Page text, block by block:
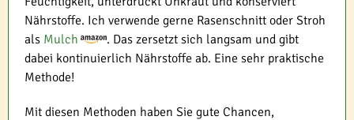
Nährstoffe. Ich verwende gerne Rasenschnitt oder Stroh
als Mulch
. Das zersetzt sich langsam und gibt
dabei kontinuierlich Nährstoffe ab. Eine sehr praktische
Methode!
Mit diesen Methoden haben Sie gute Chancen,